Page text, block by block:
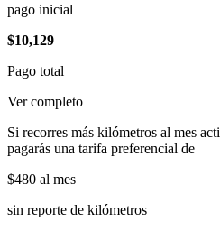
pago inicial
$10,129
Pago total
Ver completo
Si recorres más kilómetros al mes
pagarás una tarifa preferencial de
$480 al mes
sin reporte de kilómetros